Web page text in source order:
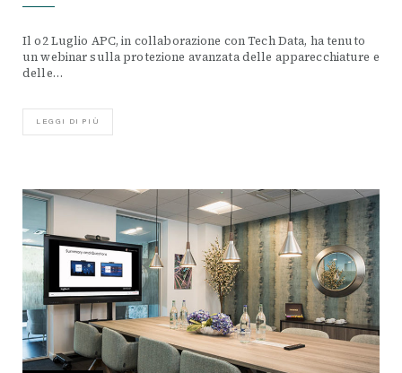
Il o2 Luglio APC, in collaborazione con Tech Data, ha tenuto
un webinar sulla protezione avanzata delle apparecchiature e
delle…
LEGGI DI PIÙ